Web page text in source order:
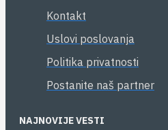
Kontakt
Uslovi poslovanja
Politika privatnosti
Postanite naš partner
NAJNOVIJE VESTI